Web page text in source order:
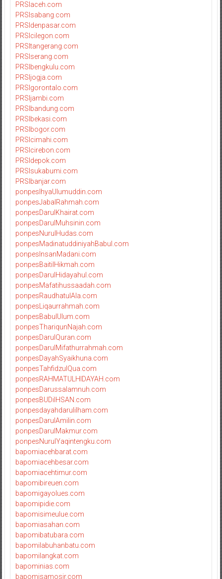
PRSIaceh.com
PRSIsabang.com
PRSIdenpasar.com
PRSIcilegon.com
PRSItangerang.com
PRSIserang.com
PRSIbengkulu.com
PRSIjogja.com
PRSIgorontalo.com
PRSIjambi.com
PRSIbandung.com
PRSIbekasi.com
PRSIbogor.com
PRSIcimahi.com
PRSIcirebon.com
PRSIdepok.com
PRSIsukabumi.com
PRSIbanjar.com
ponpesIhyaUlumuddin.com
ponpesJabalRahmah.com
ponpesDarulKhairat.com
ponpesDarulMuhsinin.com
ponpesNurulHudas.com
ponpesMadinatuddiniyahBabul.com
ponpesInsanMadani.com
ponpesBaitilHikmah.com
ponpesDarulHidayahul.com
ponpesMafatihussaadah.com
ponpesRaudhatulAla.com
ponpesLiqaurrahmah.com
ponpesBabulUlum.com
ponpesThariqunNajah.com
ponpesDarulQuran.com
ponpesDarulMifathurrahmah.com
ponpesDayahSyaikhuna.com
ponpesTahfidzulQua.com
ponpesRAHMATULHIDAYAH.com
ponpesDarussalamnuh.com
ponpesBUDiIHSAN.com
ponpesdayahdarulilham.com
ponpesDarulAmilin.com
ponpesDarulMakmur.com
ponpesNurulYaqintengku.com
bapomiacehbarat.com
bapomiacehbesar.com
bapomiacehtimur.com
bapomibireuen.com
bapomigayolues.com
bapomipidie.com
bapomisimeulue.com
bapomiasahan.com
bapomibatubara.com
bapomilabuhanbatu.com
bapomilangkat.com
bapominias.com
bapomisamosir.com